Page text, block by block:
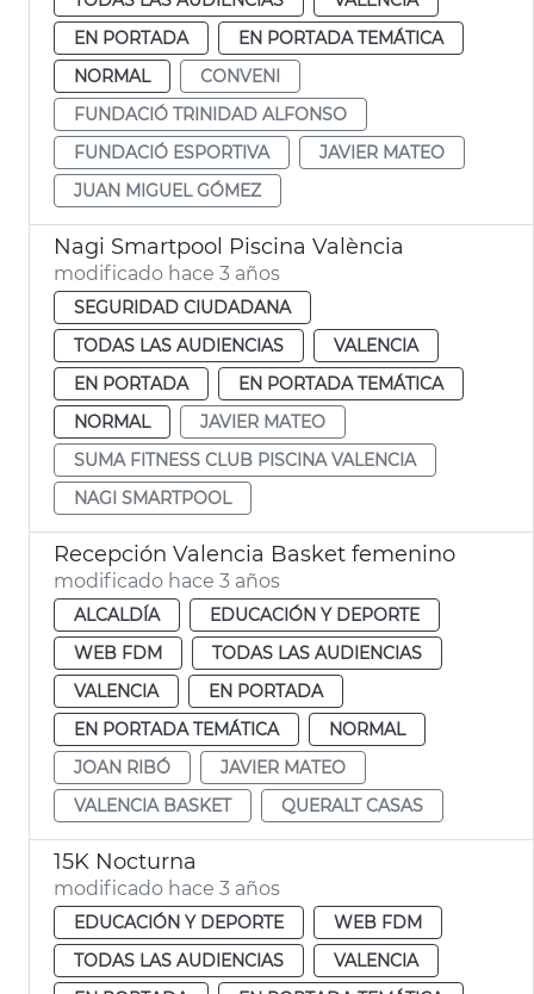
EN PORTADA
EN PORTADA TEMÁTICA
NORMAL
CONVENI
FUNDACIÓ TRINIDAD ALFONSO
FUNDACIÓ ESPORTIVA
JAVIER MATEO
JUAN MIGUEL GÓMEZ
Nagi Smartpool Piscina València
modificado hace 3 años
SEGURIDAD CIUDADANA
TODAS LAS AUDIENCIAS
VALENCIA
EN PORTADA
EN PORTADA TEMÁTICA
NORMAL
JAVIER MATEO
SUMA FITNESS CLUB PISCINA VALENCIA
NAGI SMARTPOOL
Recepción Valencia Basket femenino
modificado hace 3 años
ALCALDÍA
EDUCACIÓN Y DEPORTE
WEB FDM
TODAS LAS AUDIENCIAS
VALENCIA
EN PORTADA
EN PORTADA TEMÁTICA
NORMAL
JOAN RIBÓ
JAVIER MATEO
VALENCIA BASKET
QUERALT CASAS
15K Nocturna
modificado hace 3 años
EDUCACIÓN Y DEPORTE
WEB FDM
TODAS LAS AUDIENCIAS
VALENCIA